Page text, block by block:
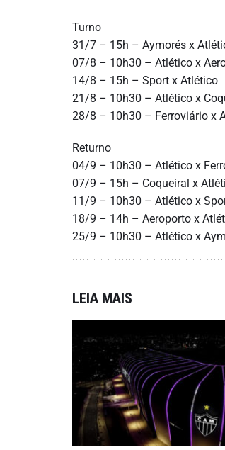
Turno
31/7 – 15h – Aymorés x
07/8 – 10h30 – Atlético x
14/8 – 15h – Sport x Atlético
21/8 – 10h30 – Atlético x
28/8 – 10h30 – Ferroviário x
Returno
04/9 – 10h30 – Atlético x
07/9 – 15h – Coqueiral x
11/9 – 10h30 – Atlético x
18/9 – 14h – Aeroporto x
25/9 – 10h30 – Atlético x
LEIA MAIS